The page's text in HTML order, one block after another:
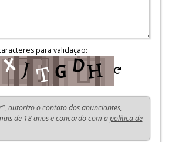
para validação:
autorizo o contato dos anunciantes,
de 18 anos e concordo com apolítica de